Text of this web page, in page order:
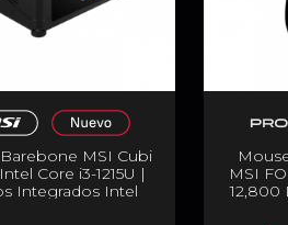
MSI Cubi
Core i3-1215U |
Integrados Intel
MSI
12,800